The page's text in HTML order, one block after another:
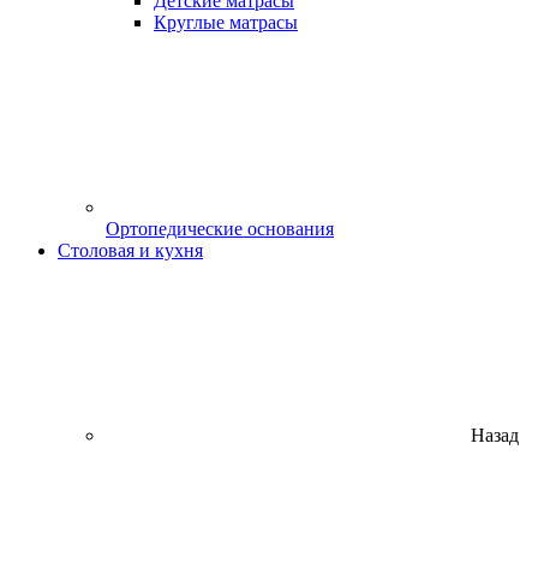
Круглые матрасы
Ортопедические основания
Столовая и кухня
Назад